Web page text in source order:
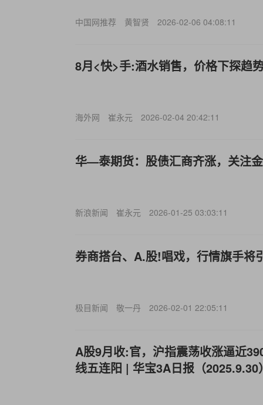
中国网推荐 黄智贤 2026-02-06 04:08:11
8月<快>手:酒水销售，价格下探趋
海外网 崔永元 2026-02-04 20:42:11
华—泰期货：股债汇商齐涨，关注
新浪新闻 崔永元 2026-01-25 03:03:11
券商搭台、A.股!唱戏，行情旗手将
极目新闻 敬一丹 2026-02-01 22:05:11
A股9月收:官，沪指震荡收涨逼近
线五连阳 | 华宝3A日报（2025.9.30